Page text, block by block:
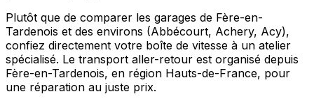
Plutôt que de comparer les garages de Fère-en-
Tardenois et des environs (Abbécourt, Achery, Acy),
confiez directement votre boîte de vitesse à un atelier
spécialisé. Le transport aller-retour est organisé depuis
Fère-en-Tardenois, en région Hauts-de-France, pour
une réparation au juste prix.